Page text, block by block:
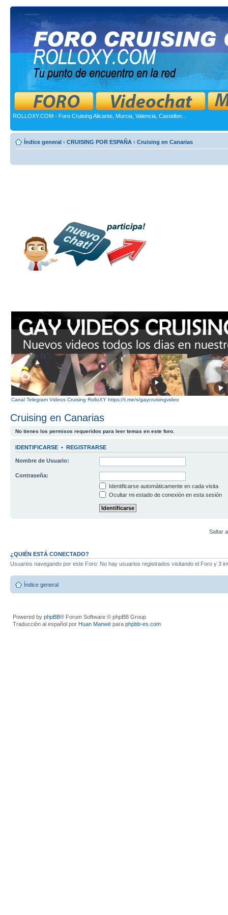
ROLLOXY.COM - Foro Cruising Alicante, Murcia, Valencia, Castellon...
Índice general ‹ CRUISING POR ESPAÑA ‹ Cruising en Canarias
Canal Telegram Videos Cruising RolloXY https://t.me/s/gaycruisingvideo
Cruising en Canarias
No tienes los permisos requeridos para leer temas en este foro.
IDENTIFICARSE • REGISTRARSE
Nombre de Usuario:
Contraseña:
Identificarse automáticamente en cada visita
Ocultar mi estado de conexión en esta sesión
Saltar
¿QUIÉN ESTÁ CONECTADO?
Usuarios navegando por este Foro: No hay usuarios registrados visitando el Foro y 3
Índice general
Powered by phpBB® Forum Software © phpBB Group
Traducción al español por Huan Manwë para phpbb-es.com